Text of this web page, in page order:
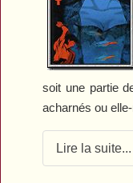
soit une partie
acharnés ou
Lire la suite...